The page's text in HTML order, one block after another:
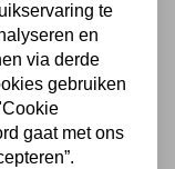
toe aan
andere kleine
decoratieve
Ze brengen
te
en
via derde
gebruiken
gaat met ons